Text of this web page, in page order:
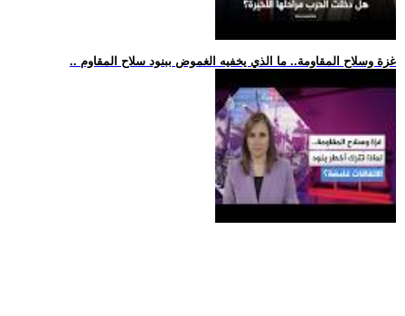
.. غزة وسلاح المقاومة.. ما الذي يخفيه الغموض ببنود سلاح المقاوم